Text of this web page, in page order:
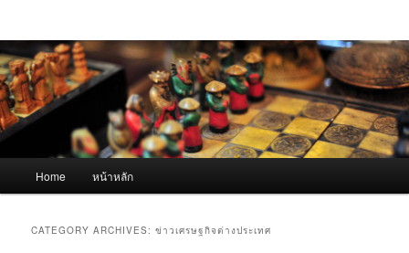
Home หน้าหลัก
CATEGORY ARCHIVES:ข่าวเศรษฐกิจต่างประเทศ